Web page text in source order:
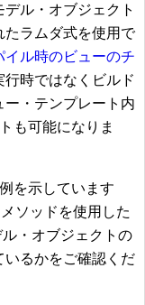
ル・オブジェクト
たラムダ式を使用で
イル時のビューのチ
時ではなくビルド
・テンプレート内
も可能になりま
を示しています
ソッドを使用した
ル・オブジェクトの
いるかをご確認くだ